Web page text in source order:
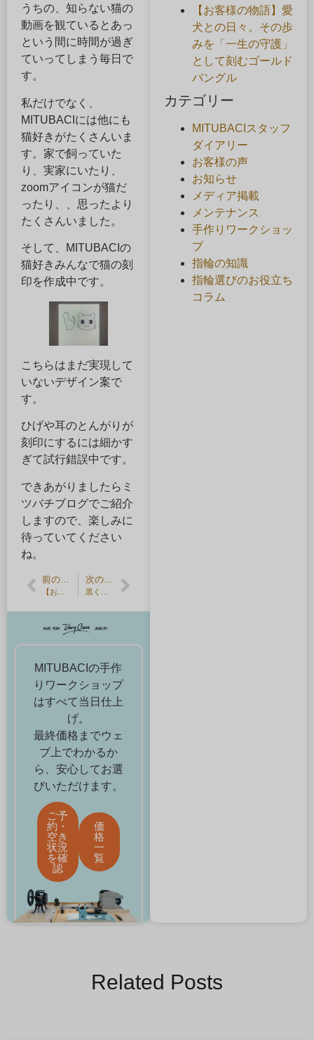
うちの、知らない猫の
動画を観ているとあっ
という間に時間が過ぎ
ていってしまう毎日で
す。
私だけでなく、
MITUBACIには他にも
猫好きがたくさんいま
す。家で飼っていた
り、実家にいたり、
zoomアイコンが猫だ
ったり、、思ったより
たくさんいました。
そして、MITUBACIの
猫好きみんなで猫の刻
印を作成中です。
こちらはまだ実現して
いないデザイン案で
す。
ひげや耳のとんがりが
刻印にするには細かす
ぎて試行錯誤中です。
できあがりましたらミ
ツバチブログでご紹介
しますので、楽しみに
待っていてください
ね。
前の記事 次の記事
MITUBACIの手作
りワークショップ
はすべて当日仕上
げ。
最終価格までウェ
ブ上でわかるか
ら、安心してお選
びいただけます。
ご予
約・
空き
状況
を確
認
価
格
一
覧
【お客様の物語】愛
犬との日々。その歩
みを「一生の守護」
として刻むゴールド
バングル
カテゴリー
MITUBACIスタッフ
ダイアリー
お客様の声
お知らせ
メディア掲載
メンテナンス
手作りワークショッ
プ
指輪の知識
指輪選びのお役立ち
コラム
Related Posts